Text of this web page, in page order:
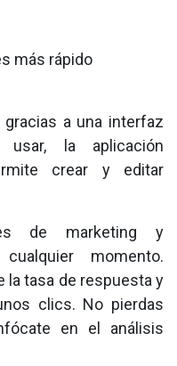
más rápido
a una interfaz
usar, la aplicación
crear y editar
de marketing y
momento.
la tasa de respuesta y
clics. No pierdas
en el análisis